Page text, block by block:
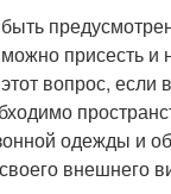
присесть и
вопрос, если
одежды и
внешнего